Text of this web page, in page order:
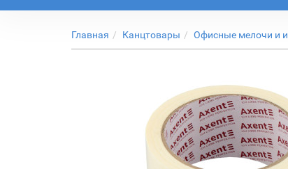
Главная Канцтовары Офисные мелочи и